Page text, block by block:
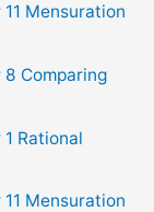
Mensuration
8 Comparing
Rational
Mensuration